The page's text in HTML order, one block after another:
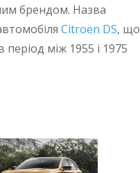
брендом. Назва
Citroën DS, що
період між 1955 і 1975